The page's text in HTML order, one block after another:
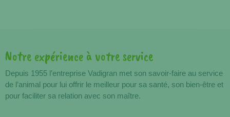
Avantages
Notre expérience à votre service
Depuis 1955 l’entreprise Vadigran met son savoir-faire au service
de l’animal pour lui offrir le meilleur pour sa santé, son bien-être et
pour faciliter sa relation avec son maître.